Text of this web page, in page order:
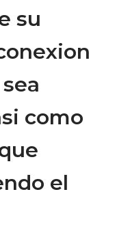
su
como
el